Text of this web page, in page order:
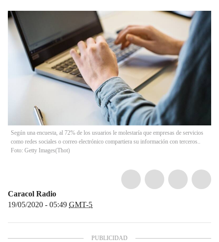
Según una encuesta, al 72% de los usuarios le molestaría que empresas de servicios
como redes sociales o correo electrónico compartiera su información con terceros..
Foto: Getty Images(Thot)
Caracol Radio
19/05/2020 - 05:49 GMT-5